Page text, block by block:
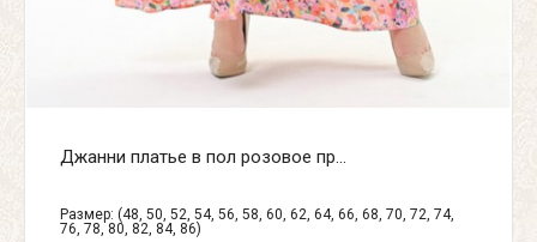
Джанни платье в пол розовое пр...
Размер: (48, 50, 52, 54, 56, 58, 60, 62, 64, 66, 68, 70, 72, 74,
76, 78, 80, 82, 84, 86)